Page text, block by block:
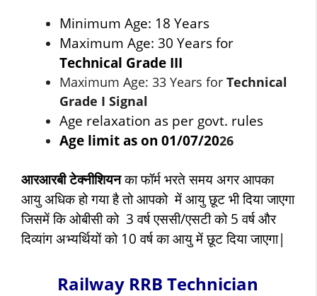
Minimum Age: 18 Years
Maximum Age: 30 Years for
Technical Grade III
Maximum Age: 33 Years for Technical
Grade I Signal
Age relaxation as per govt. rules
Age limit as on 01/07/2026
आरआरबी टेक्नीशियनका फॉर्म भरते समय अगर आपका
आयु अधिक हो गया है तो आपको में आयु छूट भी दिया जाएगा
जिसमें कि ओबीसी को 3 वर्ष एससी/एसटी को 5 वर्ष और
दिव्यांग अभ्यर्थियों को 10 वर्ष का आयु में छूट दिया जाएगा|
Railway RRB Technician